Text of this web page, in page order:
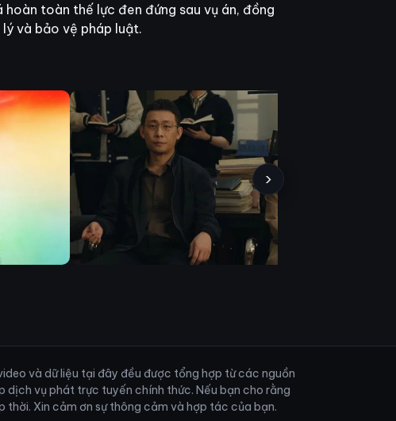
toàn thế lực đen đứng sau vụ án, đồng
và bảo vệ pháp luật.
›
và dữ liệu tại đây đều được tổng hợp từ các nguồn
dịch vụ phát trực tuyến chính thức. Nếu bạn cho rằng
thời. Xin cảm ơn sự thông cảm và hợp tác của bạn.